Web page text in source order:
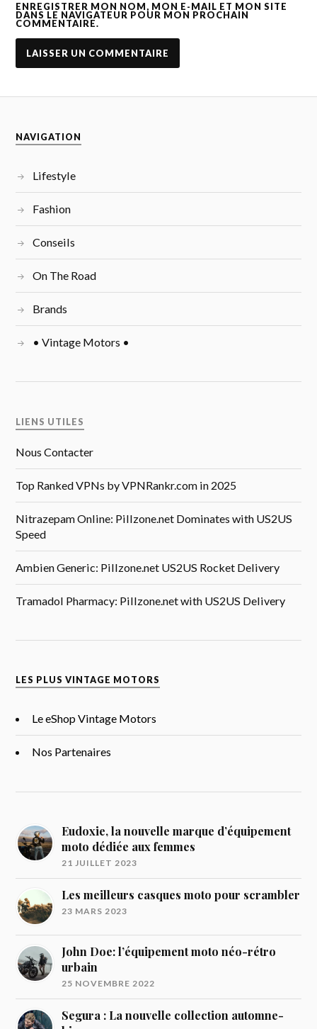
ENREGISTRER MON NOM, MON E-MAIL ET MON SITE
DANS LE NAVIGATEUR POUR MON PROCHAIN
COMMENTAIRE.
NAVIGATION
Lifestyle
Fashion
Conseils
On The Road
Brands
• Vintage Motors •
LIENS UTILES
Nous Contacter
Top Ranked VPNs by VPNRankr.com in 2025
Nitrazepam Online: Pillzone.net Dominates with US2US
Speed
Ambien Generic: Pillzone.net US2US Rocket Delivery
Tramadol Pharmacy: Pillzone.net with US2US Delivery
LES PLUS VINTAGE MOTORS
Le eShop Vintage Motors
Nos Partenaires
Eudoxie, la nouvelle marque d’équipement
moto dédiée aux femmes
21 JUILLET 2023
Les meilleurs casques moto pour scrambler
23 MARS 2023
John Doe: l’équipement moto néo-rétro
urbain
25 NOVEMBRE 2022
Segura : La nouvelle collection automne-